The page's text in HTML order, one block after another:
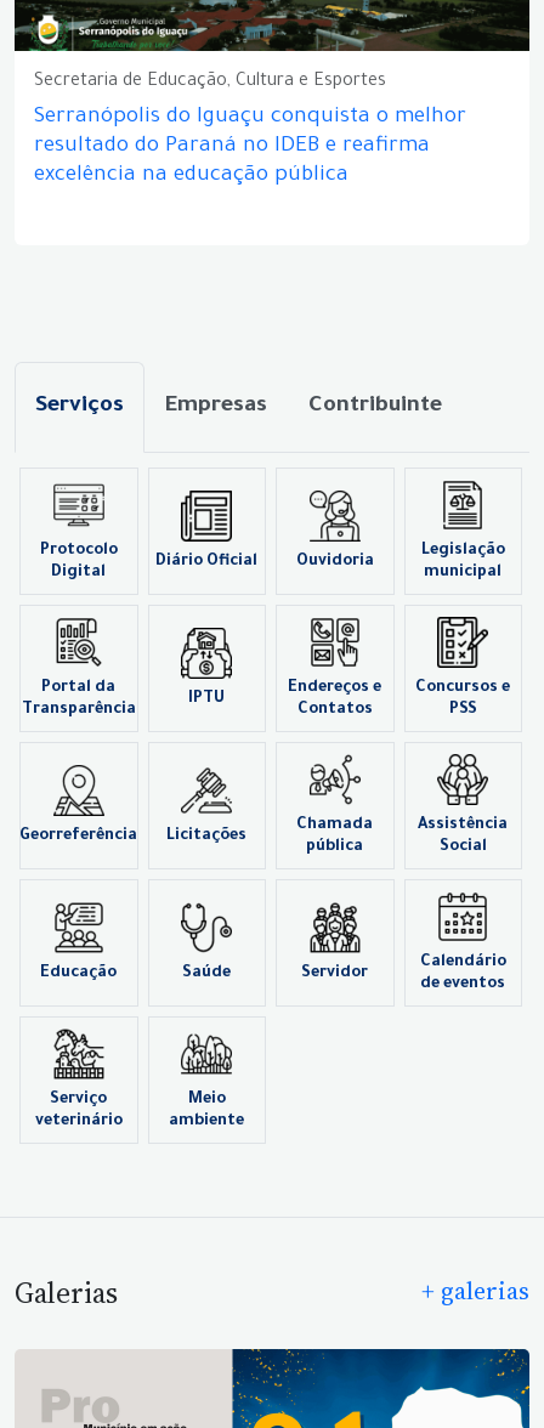
Secretaria de Educação, Cultura e Esportes
Serranópolis do Iguaçu conquista o melhor
resultado do Paraná no IDEB e reafirma
excelência na educação pública
Serviços Empresas Contribuinte
Protocolo
Digital
Diário Oficial Ouvidoria
Legislação
municipal
Portal da
Transparência
IPTU
Endereços e
Contatos
Concursos e
PSS
Georreferência Licitações
Chamada
pública
Assistência
Social
Educação Saúde Servidor
Calendário
de eventos
Serviço
veterinário
Meio
ambiente
Galerias + galerias